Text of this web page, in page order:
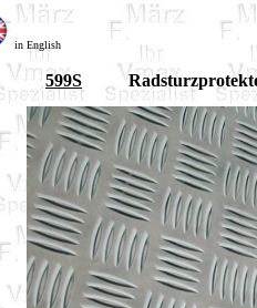
in English
599S